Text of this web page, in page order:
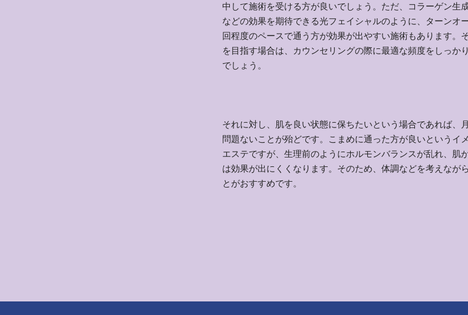
中して施術を受ける方が良いでしょう。ただ、コラーゲン生
などの効果を期待できる光フェイシャルのように、ターンオ
回程度のペースで通う方が効果が出やすい施術もあります。
を目指す場合は、カウンセリングの際に最適な頻度をしっか
でしょう。
それに対し、肌を良い状態に保ちたいという場合であれば、
問題ないことが殆どです。こまめに通った方が良いというイ
エステですが、生理前のようにホルモンバランスが乱れ、肌
は効果が出にくくなります。そのため、体調などを考えなが
とがおすすめです。